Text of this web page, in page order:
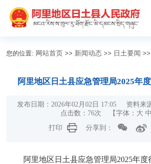
您的位置: 网站首页 >> 新闻动态 >> 日土要闻 >>
阿里地区日土县应急管理局2025年
发布日期：2026年02月02日 17:05 资料来
点击数： 76次 【字体： 大 中
打印
分享到：
阿里地区日土县应急管理局2025年